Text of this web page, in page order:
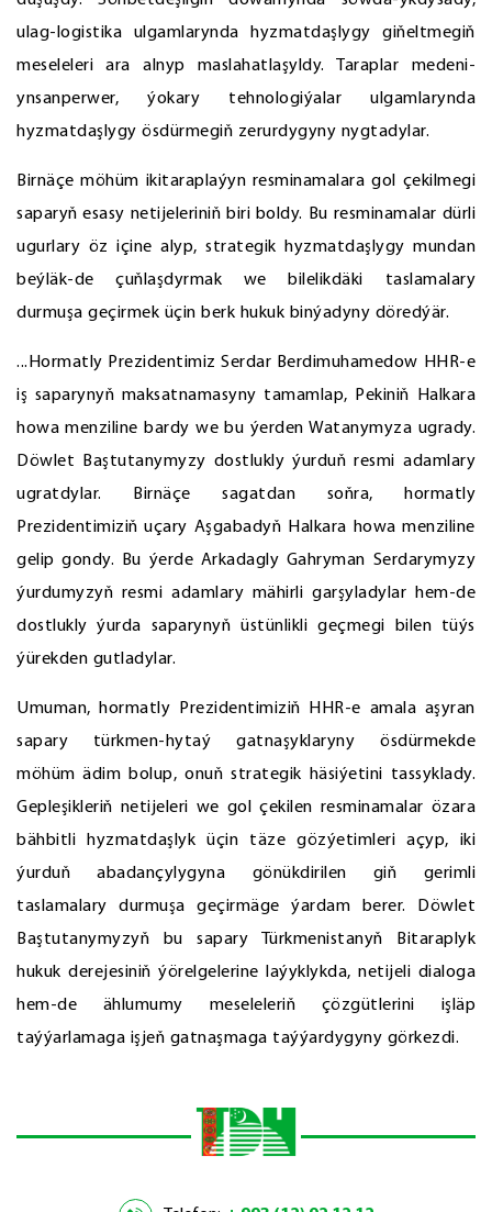
ulag-logistika ulgamlarynda hyzmatdaşlygy giňeltmegiň
meseleleri ara alnyp maslahatlaşyldy. Taraplar medeni-
ynsanperwer, ýokary tehnologiýalar ulgamlarynda
hyzmatdaşlygy ösdürmegiň zerurdygyny nygtadylar.
Birnäçe möhüm ikitaraplaýyn resminamalara gol çekilmegi
saparyň esasy netijeleriniň biri boldy. Bu resminamalar dürli
ugurlary öz içine alyp, strategik hyzmatdaşlygy mundan
beýläk-de çuňlaşdyrmak we bilelikdäki taslamalary
durmuşa geçirmek üçin berk hukuk binýadyny döredýär.
...Hormatly Prezidentimiz Serdar Berdimuhamedow HHR-e
iş saparynyň maksatnamasyny tamamlap, Pekiniň Halkara
howa menziline bardy we bu ýerden Watanymyza ugrady.
Döwlet Baştutanymyzy dostlukly ýurduň resmi adamlary
ugratdylar. Birnäçe sagatdan soňra, hormatly
Prezidentimiziň uçary Aşgabadyň Halkara howa menziline
gelip gondy. Bu ýerde Arkadagly Gahryman Serdarymyzy
ýurdumyzyň resmi adamlary mähirli garşyladylar hem-de
dostlukly ýurda saparynyň üstünlikli geçmegi bilen tüýs
ýürekden gutladylar.
Umuman, hormatly Prezidentimiziň HHR-e amala aşyran
sapary türkmen-hytaý gatnaşyklaryny ösdürmekde
möhüm ädim bolup, onuň strategik häsiýetini tassyklady.
Gepleşikleriň netijeleri we gol çekilen resminamalar özara
bähbitli hyzmatdaşlyk üçin täze gözýetimleri açyp, iki
ýurduň abadançylygyna gönükdirilen giň gerimli
taslamalary durmuşa geçirmäge ýardam berer. Döwlet
Baştutanymyzyň bu sapary Türkmenistanyň Bitaraplyk
hukuk derejesiniň ýörelgelerine laýyklykda, netijeli dialoga
hem-de ählumumy meseleleriň çözgütlerini işläp
taýýarlamaga işjeň gatnaşmaga taýýardygyny görkezdi.